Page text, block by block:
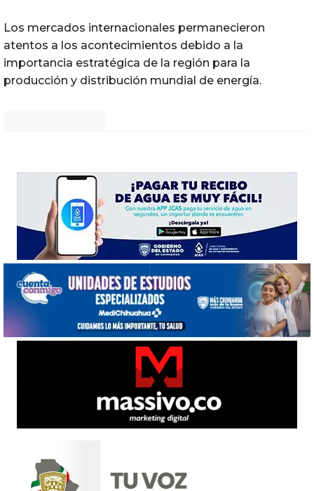
Los mercados internacionales permanecieron
atentos a los acontecimientos debido a la
importancia estratégica de la región para la
producción y distribución mundial de energía.